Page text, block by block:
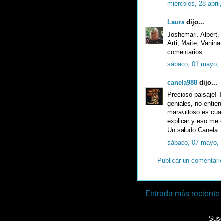
miércoles, 28
Lauradijo...
Joshemari,
Arti, Maite,
comentarios.
sábado, 01 mayo,
canela988 dijo...
Precioso paisaje!
geniales, no
maravilloso es
explicar y eso me
Un saludo Canela.
sábado, 07 mayo,
Publicar un
Entrada más reciente